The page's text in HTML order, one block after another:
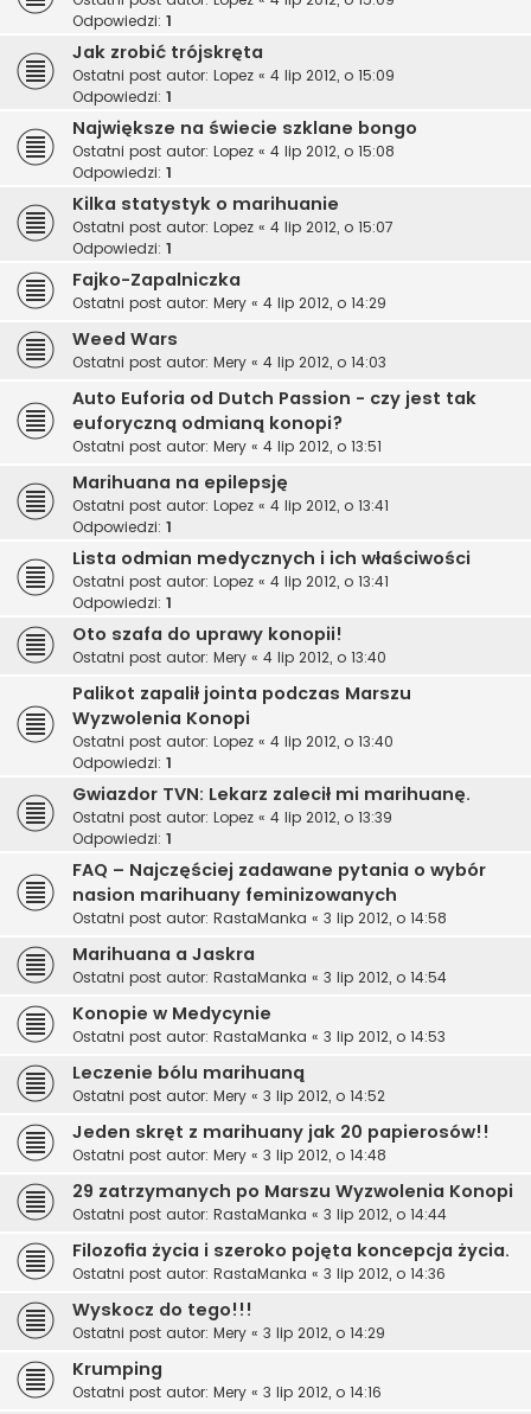
Odpowiedzi: 1
Jak zrobić trójskręta
Ostatni post autor: Lopez « 4 lip 2012, o 15:09
Odpowiedzi: 1
Największe na świecie szklane bongo
Ostatni post autor: Lopez « 4 lip 2012, o 15:08
Odpowiedzi: 1
Kilka statystyk o marihuanie
Ostatni post autor: Lopez « 4 lip 2012, o 15:07
Odpowiedzi: 1
Fajko-Zapalniczka
Ostatni post autor: Mery « 4 lip 2012, o 14:29
Weed Wars
Ostatni post autor: Mery « 4 lip 2012, o 14:03
Auto Euforia od Dutch Passion - czy jest tak
euforyczną odmianą konopi?
Ostatni post autor: Mery « 4 lip 2012, o 13:51
Marihuana na epilepsję
Ostatni post autor: Lopez « 4 lip 2012, o 13:41
Odpowiedzi: 1
Lista odmian medycznych i ich właściwości
Ostatni post autor: Lopez « 4 lip 2012, o 13:41
Odpowiedzi: 1
Oto szafa do uprawy konopii!
Ostatni post autor: Mery « 4 lip 2012, o 13:40
Palikot zapalił jointa podczas Marszu
Wyzwolenia Konopi
Ostatni post autor: Lopez « 4 lip 2012, o 13:40
Odpowiedzi: 1
Gwiazdor TVN: Lekarz zalecił mi marihuanę.
Ostatni post autor: Lopez « 4 lip 2012, o 13:39
Odpowiedzi: 1
FAQ – Najczęściej zadawane pytania o wybór
nasion marihuany feminizowanych
Ostatni post autor: RastaManka « 3 lip 2012, o 14:58
Marihuana a Jaskra
Ostatni post autor: RastaManka « 3 lip 2012, o 14:54
Konopie w Medycynie
Ostatni post autor: RastaManka « 3 lip 2012, o 14:53
Leczenie bólu marihuaną
Ostatni post autor: Mery « 3 lip 2012, o 14:52
Jeden skręt z marihuany jak 20 papierosów!!
Ostatni post autor: Mery « 3 lip 2012, o 14:48
29 zatrzymanych po Marszu Wyzwolenia Konopi
Ostatni post autor: RastaManka « 3 lip 2012, o 14:44
Filozofia życia i szeroko pojęta koncepcja życia.
Ostatni post autor: RastaManka « 3 lip 2012, o 14:36
Wyskocz do tego!!!
Ostatni post autor: Mery « 3 lip 2012, o 14:29
Krumping
Ostatni post autor: Mery « 3 lip 2012, o 14:16